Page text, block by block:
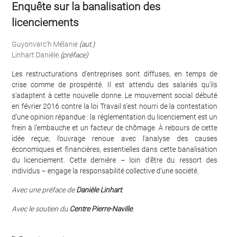
Enquête sur la banalisation des
licenciements
Guyonvarc'h Mélanie (aut.)
Linhart Danièle (préface)
Les restructurations d’entreprises sont diffuses, en temps de
crise comme de prospérité. Il est attendu des salariés qu’ils
s’adaptent à cette nouvelle donne. Le mouvement social débuté
en février 2016 contre la loi Travail s’est nourri de la contestation
d’une opinion répandue : la réglementation du licenciement est un
frein à l’embauche et un facteur de chômage. À rebours de cette
idée reçue, l’ouvrage renoue avec l’analyse des causes
économiques et financières, essentielles dans cette banalisation
du licenciement. Cette dernière – loin d’être du ressort des
individus – engage la responsabilité collective d’une société.
Avec une préface deDanièle Linhart.
Avec le soutien duCentre Pierre-Naville.